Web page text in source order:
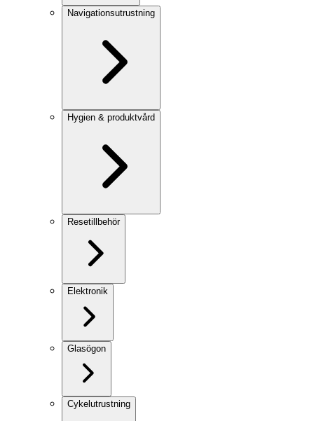
Navigationsutrustning
Hygien & produktvård
Resetillbehör
Elektronik
Glasögon
Cykelutrustning